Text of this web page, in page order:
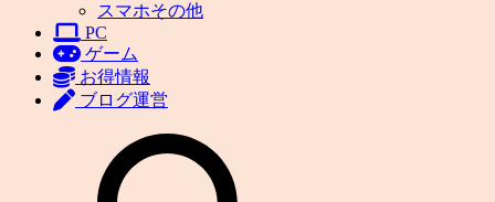
スマホその他
PC
ゲーム
お得情報
ブログ運営